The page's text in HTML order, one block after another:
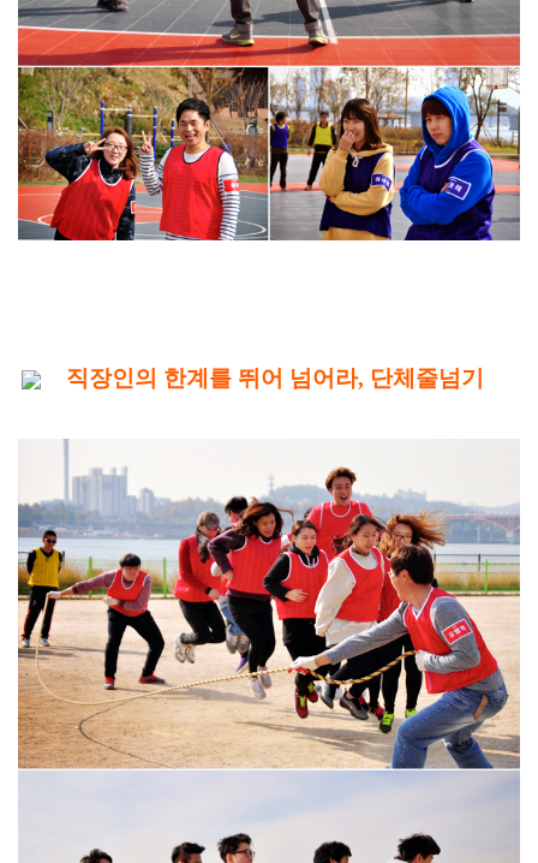
직장인의 한계를 뛰어 넘어라, 단체줄넘기